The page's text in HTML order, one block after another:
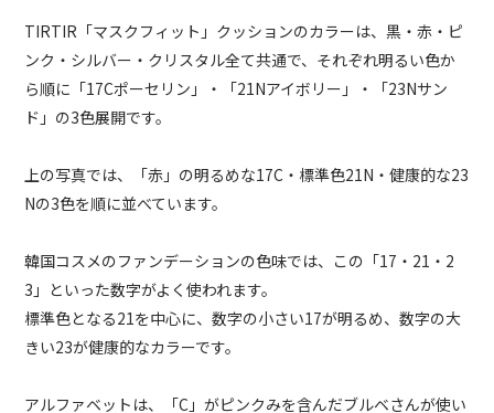
TIRTIR「マスクフィット」クッションのカラーは、黒・赤・ピ
ンク・シルバー・クリスタル全て共通で、それぞれ明るい色か
ら順に「17Cポーセリン」・「21Nアイボリー」・「23Nサン
ド」の3色展開です。
上の写真では、「赤」の明るめな17C・標準色21N・健康的な23
Nの3色を順に並べています。
韓国コスメのファンデーションの色味では、この「17・21・2
3」といった数字がよく使われます。
標準色となる21を中心に、数字の小さい17が明るめ、数字の大
きい23が健康的なカラーです。
アルファベットは、「C」がピンクみを含んだブルベさんが使い